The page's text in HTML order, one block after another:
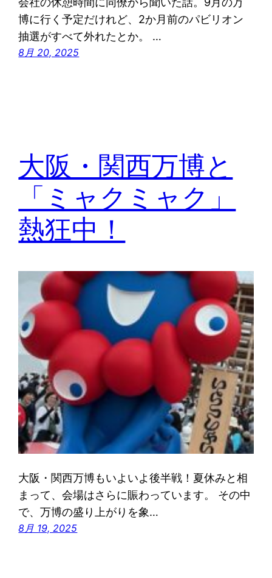
博に行く予定だけれど、2か月前のパビリオン
抽選がすべて外れたとか。 …
8月 20, 2025
大阪・関西万博と
「ミャクミャク」
熱狂中！
大阪・関西万博もいよいよ後半戦！夏休みと相
まって、会場はさらに賑わっています。 その中
で、万博の盛り上がりを象…
8月 19, 2025